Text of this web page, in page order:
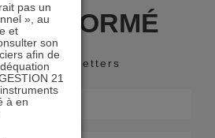
INFORMÉ
nos newsletters
pas un
», au
et
son
afin de
21
à en